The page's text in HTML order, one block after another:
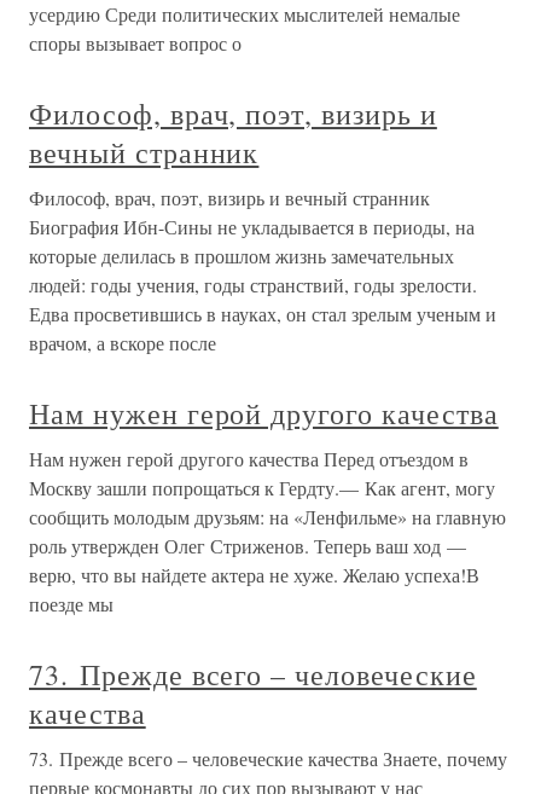
усердию Среди политических мыслителей немалые
споры вызывает вопрос о
Философ, врач, поэт, визирь и
вечный странник
Философ, врач, поэт, визирь и вечный странник
Биография Ибн-Сины не укладывается в периоды, на
которые делилась в прошлом жизнь замечательных
людей: годы учения, годы странствий, годы зрелости.
Едва просветившись в науках, он стал зрелым ученым и
врачом, а вскоре после
Нам нужен герой другого качества
Нам нужен герой другого качества Перед отъездом в
Москву зашли попрощаться к Гердту.— Как агент, могу
сообщить молодым друзьям: на «Ленфильме» на главную
роль утвержден Олег Стриженов. Теперь ваш ход —
верю, что вы найдете актера не хуже. Желаю успеха!В
поезде мы
73. Прежде всего – человеческие
качества
73. Прежде всего – человеческие качества Знаете, почему
первые космонавты до сих пор вызывают у нас